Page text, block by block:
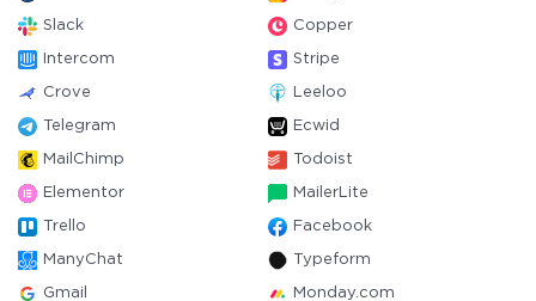
Slack Copper
Intercom Stripe
Crove Leeloo
Telegram Ecwid
MailChimp Todoist
Elementor MailerLite
Trello Facebook
ManyChat Typeform
Gmail Monday.com